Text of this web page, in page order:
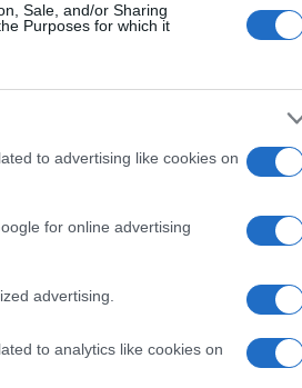
Sale, and/or Sharing
Purposes for which it
to advertising like cookies on
for online advertising
advertising.
to analytics like cookies on
akkor én csúnyán
el Gabi, aki
készen álltak.